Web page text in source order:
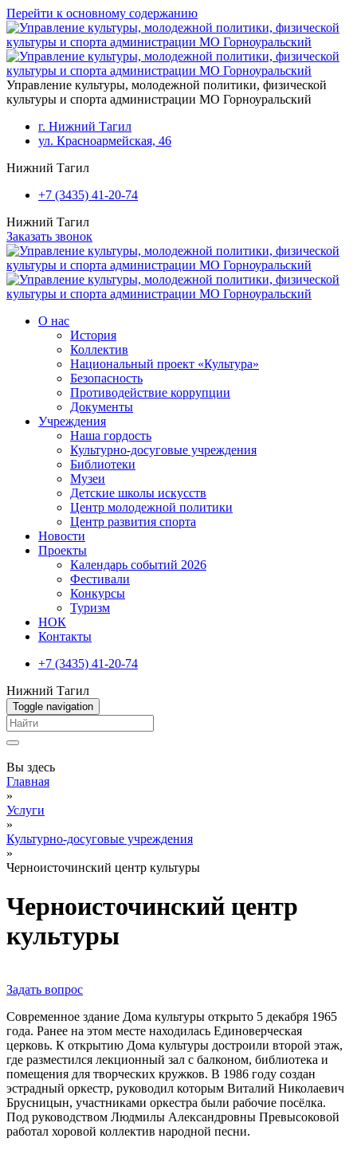
Перейти к основному содержанию
Управление культуры, молодежной политики, физической
культуры и спорта администрации МО Горноуральский
г. Нижний Тагил
ул. Красноармейская, 46
Нижний Тагил
+7 (3435) 41-20-74
Нижний Тагил
Заказать звонок
О нас
История
Коллектив
Национальный проект «Культура»
Безопасность
Противодействие коррупции
Документы
Учреждения
Наша гордость
Культурно-досуговые учреждения
Библиотеки
Музеи
Детские школы искусств
Центр молодежной политики
Центр развития спорта
Новости
Проекты
Календарь событий 2026
Фестивали
Конкурсы
Туризм
НОК
Контакты
+7 (3435) 41-20-74
Нижний Тагил
Toggle navigation
Вы здесь
Главная
»
Услуги
»
Культурно-досуговые учреждения
»
Черноисточинский центр культуры
Черноисточинский центр
культуры
Задать вопрос
Современное здание Дома культуры открыто 5 декабря 1965
года. Ранее на этом месте находилась Единоверческая
церковь. К открытию Дома культуры достроили второй этаж,
где разместился лекционный зал с балконом, библиотека и
помещения для творческих кружков. В 1986 году создан
эстрадный оркестр, руководил которым Виталий Николаевич
Брусницын, участниками оркестра были рабочие посёлка.
Под руководством Людмилы Александровны Превысоковой
работал хоровой коллектив народной песни.